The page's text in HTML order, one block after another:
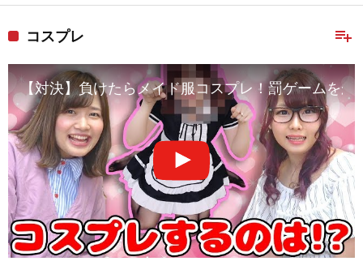
playlist_add
コスプレ
【対決】負けたらメイド服コスプレ！罰ゲームをか